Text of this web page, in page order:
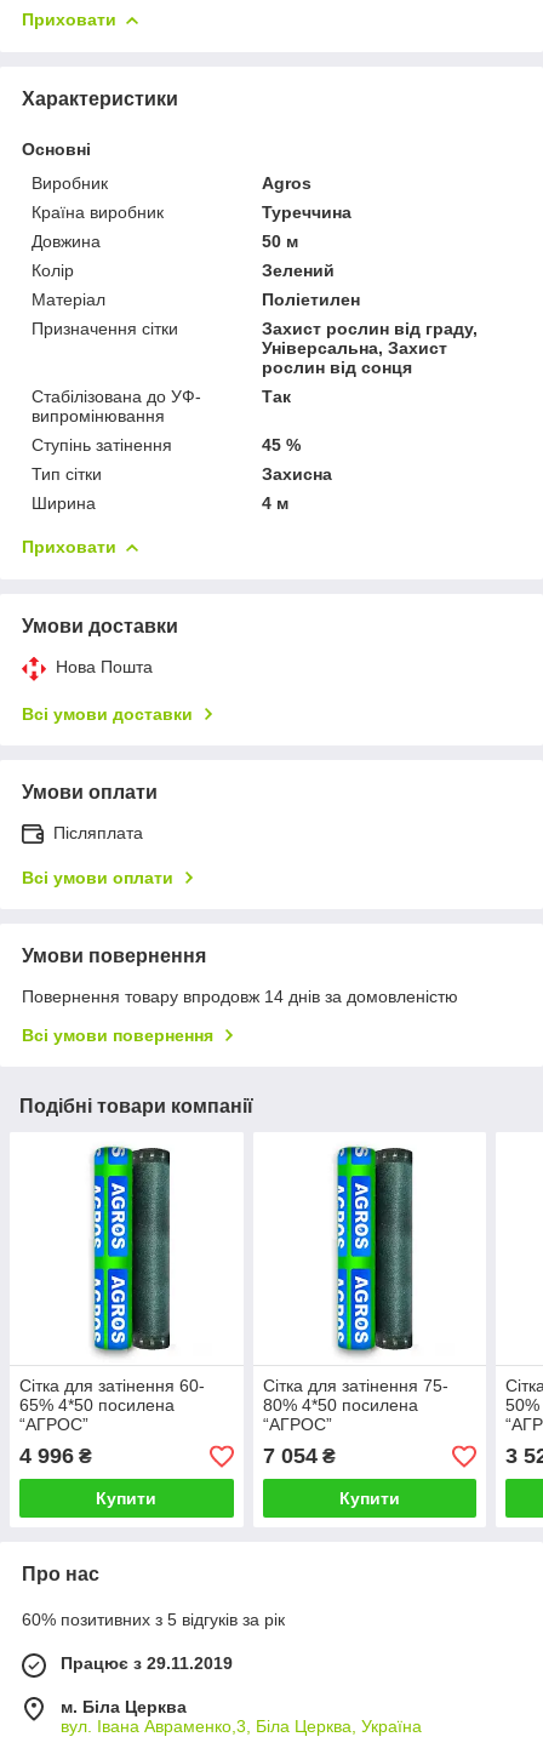
Приховати
Характеристики
Основні
Виробник
Agros
Країна виробник
Туреччина
Довжина
50 м
Колір
Зелений
Матеріал
Поліетилен
Призначення сітки
Захист рослин від граду,
Універсальна, Захист
рослин від сонця
Стабілізована до УФ-
випромінювання
Так
Ступінь затінення
45 %
Тип сітки
Захисна
Ширина
4 м
Приховати
Умови доставки
Нова Пошта
Всі умови доставки
Умови оплати
Післяплата
Всі умови оплати
Умови повернення
Повернення товару впродовж 14 днів за домовленістю
Всі умови повернення
Подібні товари компанії
Сітка для затінення 60-
65% 4*50 посилена
“AГРОС”
4 996 ₴
Купити
Сітка для затінення 75-
80% 4*50 посилена
“AГРОС”
7 054₴
Купити
3
Про нас
60% позитивних з 5 відгуків за рік
Працює з 29.11.2019
м. Біла Церква
вул. Івана Авраменко,3, Біла Церква, Україна